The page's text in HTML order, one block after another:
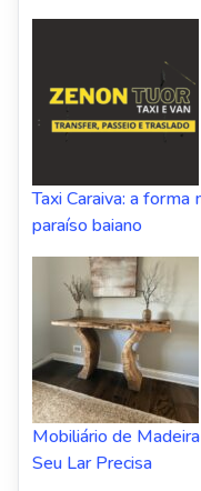
Taxi Caraiva: a forma
paraíso baiano
Mobiliário de
Seu Lar Precisa